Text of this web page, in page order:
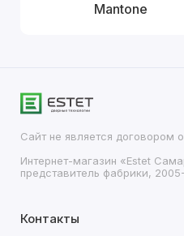
Mantone
Сайт не является договором
Интернет-магазин «Estet
представитель фабрики,
Контакты